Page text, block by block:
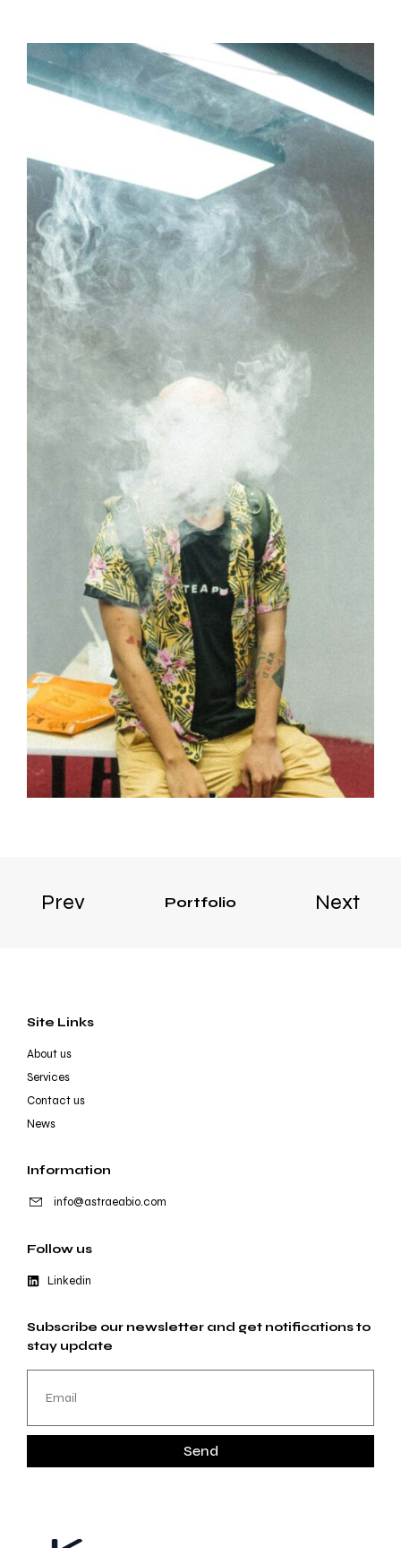
Prev Next
Portfolio
Site Links
About us
Services
Contact us
News
Information
info@astraeabio.com
Follow us
Linkedin
Subscribe our newsletter and get notifications to
stay update
Send